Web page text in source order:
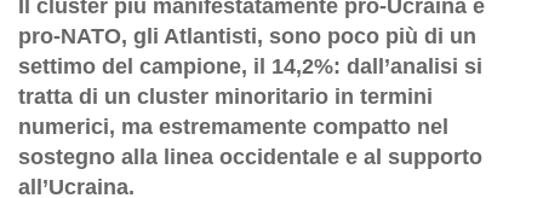
Il cluster più manifestatamente pro-Ucraina e
pro-NATO, gli Atlantisti, sono poco più di un
settimo del campione, il 14,2%: dall’analisi si
tratta di un cluster minoritario in termini
numerici, ma estremamente compatto nel
sostegno alla linea occidentale e al supporto
all’Ucraina.